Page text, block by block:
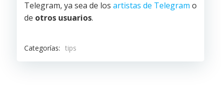
Telegram, ya sea de los artistas de Telegram o
de otros usuarios.
Categorías: tips